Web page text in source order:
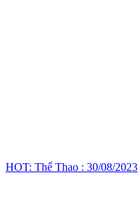
HOT: Thể Thao : 30/08/2023